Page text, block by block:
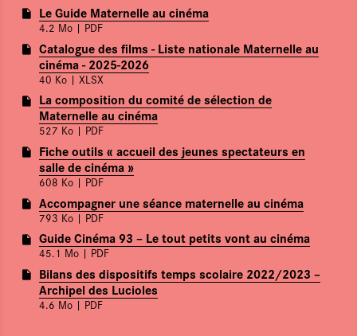
Le Guide Maternelle au cinéma
4.2 Mo | PDF
Catalogue des films - Liste nationale Maternelle au
cinéma - 2025-2026
40 Ko | XLSX
La composition du comité de sélection de
Maternelle au cinéma
527 Ko | PDF
Fiche outils « accueil des jeunes spectateurs en
salle de cinéma »
608 Ko | PDF
Accompagner une séance maternelle au cinéma
793 Ko | PDF
Guide Cinéma 93 – Le tout petits vont au cinéma
45.1 Mo | PDF
Bilans des dispositifs temps scolaire 2022/2023 –
Archipel des Lucioles
4.6 Mo | PDF